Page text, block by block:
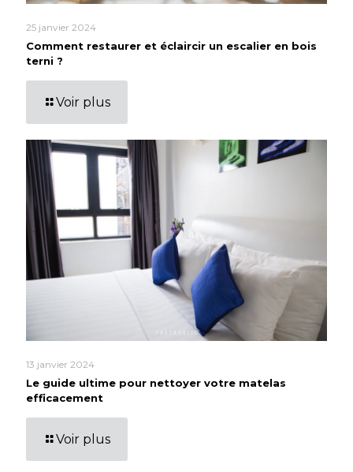
25 janvier 2024
Comment restaurer et éclaircir un escalier en bois
terni ?
Voir plus
13 janvier 2024
Le guide ultime pour nettoyer votre matelas
efficacement
Voir plus